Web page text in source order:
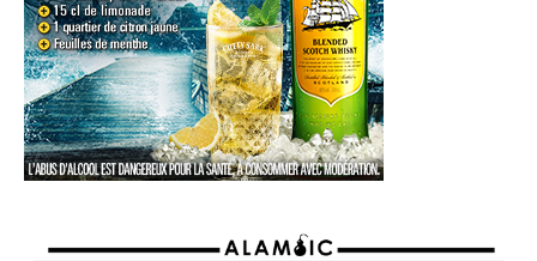
AGENDA